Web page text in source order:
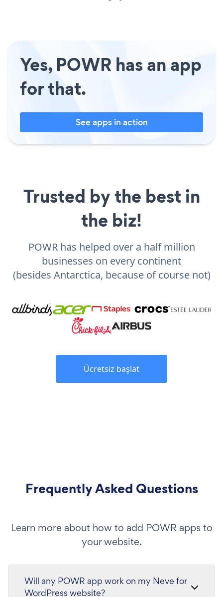
Yes, POWR has an app
for that.
See apps in action
Trusted by the best in
the biz!
POWR has helped over a half million
businesses on every continent
(besides Antarctica, because of course not)
Ücretsiz başlat
Frequently Asked Questions
Learn more about how to add POWR apps to
your website.
Will any POWR app work on my Neve for
WordPress website?